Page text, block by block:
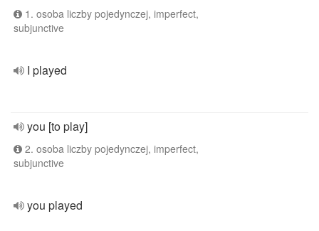
1. osoba liczby pojedynczej, imperfect,
subjunctive
I played
you [to play]
2. osoba liczby pojedynczej, imperfect,
subjunctive
you played